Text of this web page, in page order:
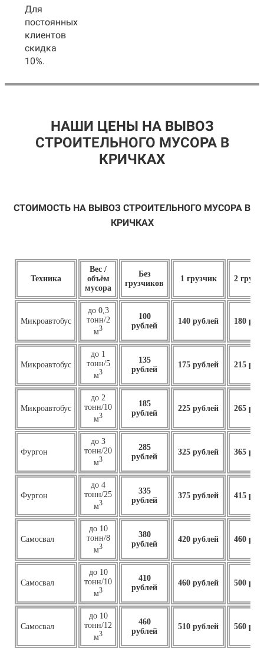
Для
постоянных
клиентов
скидка
10%.
НАШИ ЦЕНЫ НА ВЫВОЗ
СТРОИТЕЛЬНОГО МУСОРА В
КРИЧКАХ
СТОИМОСТЬ НА ВЫВОЗ СТРОИТЕЛЬНОГО МУСОРА В
КРИЧКАХ
Техника
Вес /
объём
мусора
Без
грузчиков
1 грузчик 2
Микроавтобус
до 0,3
тонн/2
м3
100
рублей
140 рублей 180
Микроавтобус
до 1
тонн/5
м3
135
рублей
175 рублей 215
Микроавтобус
до 2
тонн/10
м3
185
рублей
225 рублей 265
Фургон
до 3
тонн/20
м3
285
рублей
325 рублей 365
Фургон
до 4
тонн/25
м3
335
рублей
375 рублей 415
Самосвал
до 10
тонн/8
м3
380
рублей
420 рублей 460
Самосвал
до 10
тонн/10
м3
410
рублей
460 рублей 500
Самосвал
до 10
тонн/12
м3
460
рублей
510 рублей 560